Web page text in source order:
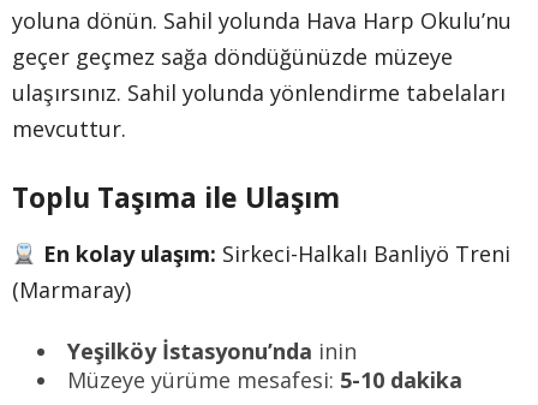
yoluna dönün. Sahil yolunda Hava Harp Okulu’nu
geçer geçmez sağa döndüğünüzde müzeye
ulaşırsınız. Sahil yolunda yönlendirme tabelaları
mevcuttur.
Toplu Taşıma ile Ulaşım
En kolay ulaşım: Sirkeci-Halkalı Banliyö Treni
(Marmaray)
Yeşilköy İstasyonu’nda inin
Müzeye yürüme mesafesi: 5-10 dakika